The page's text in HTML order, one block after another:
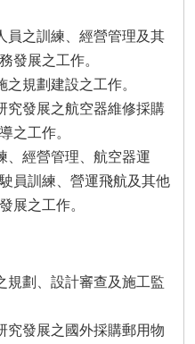
員之訓練、經營管理及其
發展之工作。
規劃建設之工作。
究發展之航空器維修採購
之工作。
、經營管理、航空器運
員訓練、營運飛航及其他
展之工作。
規劃、設計審查及施工監
究發展之國外採購郵用物